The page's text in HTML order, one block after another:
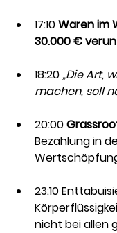
17:10 Waren im
30.000 €
18:20 „Die Art,
machen, soll
20:00
Bezahlung in
23:10
nicht bei allen